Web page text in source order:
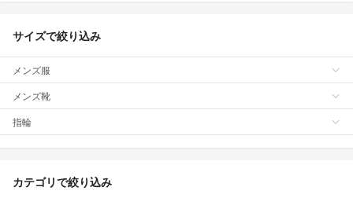
サイズで絞り込み
メンズ服
メンズ靴
指輪
カテゴリで絞り込み